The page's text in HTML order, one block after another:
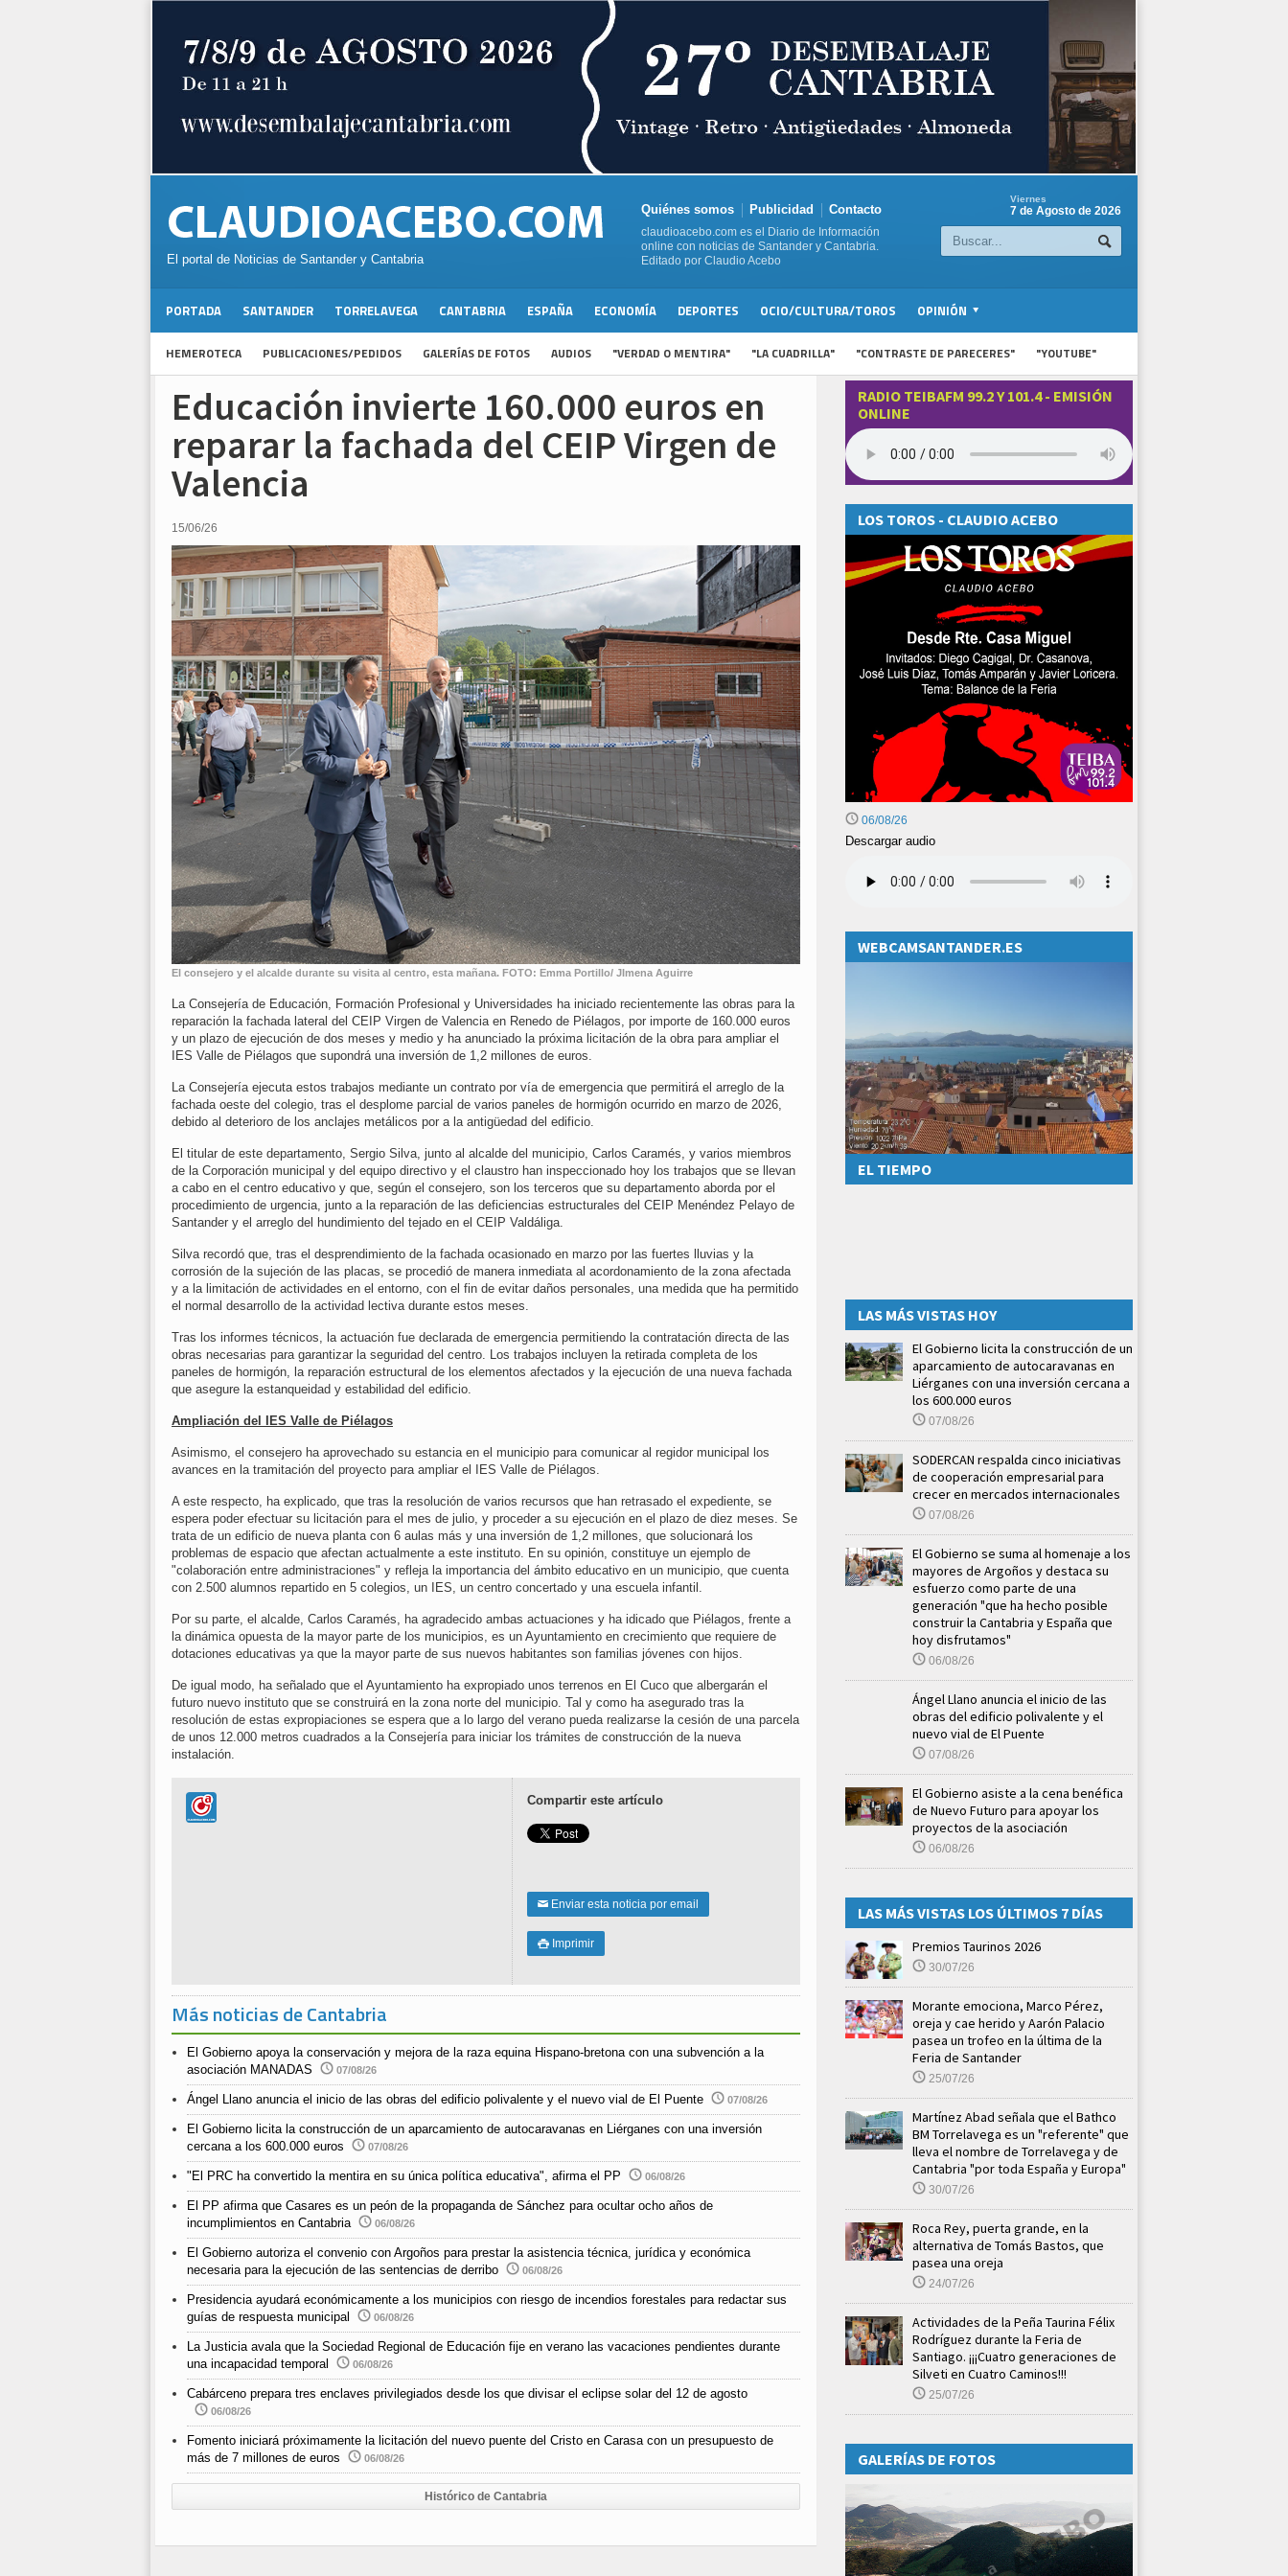
El portal de Noticias de Santander y Cantabria
Quiénes somos Publicidad Contacto
claudioacebo.com es el Diario de Información
online con noticias de Santander y Cantabria.
Editado por Claudio Acebo
Viernes
7 de Agosto de 2026
PORTADA SANTANDER TORRELAVEGA CANTABRIA ESPAÑA ECONOMÍA DEPORTES OCIO/CULTURA/TOROS OPINIÓN
HEMEROTECA PUBLICACIONES/PEDIDOS GALERÍAS DE FOTOS AUDIOS "VERDAD O MENTIRA" "LA CUADRILLA" "CONTRASTE DE PARECERES" "YOUTUBE"
Educación invierte 160.000 euros en
reparar la fachada del CEIP Virgen de
Valencia
15/06/26
El consejero y el alcalde durante su visita al centro, esta mañana. FOTO: Emma Portillo/ JImena Aguirre
La Consejería de Educación, Formación Profesional y Universidades ha iniciado recientemente las obras para la
reparación la fachada lateral del CEIP Virgen de Valencia en Renedo de Piélagos, por importe de 160.000 euros
y un plazo de ejecución de dos meses y medio y ha anunciado la próxima licitación de la obra para ampliar el
IES Valle de Piélagos que supondrá una inversión de 1,2 millones de euros.
La Consejería ejecuta estos trabajos mediante un contrato por vía de emergencia que permitirá el arreglo de la
fachada oeste del colegio, tras el desplome parcial de varios paneles de hormigón ocurrido en marzo de 2026,
debido al deterioro de los anclajes metálicos por a la antigüedad del edificio.
El titular de este departamento, Sergio Silva, junto al alcalde del municipio, Carlos Caramés, y varios miembros
de la Corporación municipal y del equipo directivo y el claustro han inspeccionado hoy los trabajos que se llevan
a cabo en el centro educativo y que, según el consejero, son los terceros que su departamento aborda por el
procedimiento de urgencia, junto a la reparación de las deficiencias estructurales del CEIP Menéndez Pelayo de
Santander y el arreglo del hundimiento del tejado en el CEIP Valdáliga.
Silva recordó que, tras el desprendimiento de la fachada ocasionado en marzo por las fuertes lluvias y la
corrosión de la sujeción de las placas, se procedió de manera inmediata al acordonamiento de la zona afectada
y a la limitación de actividades en el entorno, con el fin de evitar daños personales, una medida que ha permitido
el normal desarrollo de la actividad lectiva durante estos meses.
Tras los informes técnicos, la actuación fue declarada de emergencia permitiendo la contratación directa de las
obras necesarias para garantizar la seguridad del centro. Los trabajos incluyen la retirada completa de los
paneles de hormigón, la reparación estructural de los elementos afectados y la ejecución de una nueva fachada
que asegure la estanqueidad y estabilidad del edificio.
Ampliación del IES Valle de Piélagos
Asimismo, el consejero ha aprovechado su estancia en el municipio para comunicar al regidor municipal los
avances en la tramitación del proyecto para ampliar el IES Valle de Piélagos.
A este respecto, ha explicado, que tras la resolución de varios recursos que han retrasado el expediente, se
espera poder efectuar su licitación para el mes de julio, y proceder a su ejecución en el plazo de diez meses. Se
trata de un edificio de nueva planta con 6 aulas más y una inversión de 1,2 millones, que solucionará los
problemas de espacio que afectan actualmente a este instituto. En su opinión, constituye un ejemplo de
"colaboración entre administraciones" y refleja la importancia del ámbito educativo en un municipio, que cuenta
con 2.500 alumnos repartido en 5 colegios, un IES, un centro concertado y una escuela infantil.
Por su parte, el alcalde, Carlos Caramés, ha agradecido ambas actuaciones y ha idicado que Piélagos, frente a
la dinámica opuesta de la mayor parte de los municipios, es un Ayuntamiento en crecimiento que requiere de
dotaciones educativas ya que la mayor parte de sus nuevos habitantes son familias jóvenes con hijos.
De igual modo, ha señalado que el Ayuntamiento ha expropiado unos terrenos en El Cuco que albergarán el
futuro nuevo instituto que se construirá en la zona norte del municipio. Tal y como ha asegurado tras la
resolución de estas expropiaciones se espera que a lo largo del verano pueda realizarse la cesión de una parcela
de unos 12.000 metros cuadrados a la Consejería para iniciar los trámites de construcción de la nueva
instalación.
Compartir este artículo
✉ Enviar esta noticia por email
 Imprimir
Más noticias de Cantabria
El Gobierno apoya la conservación y mejora de la raza equina Hispano-bretona con una subvención a la
asociación MANADAS
07/08/26
Ángel Llano anuncia el inicio de las obras del edificio polivalente y el nuevo vial de El Puente 07/08/26
El Gobierno licita la construcción de un aparcamiento de autocaravanas en Liérganes con una inversión
cercana a los 600.000 euros
07/08/26
"El PRC ha convertido la mentira en su única política educativa", afirma el PP 06/08/26
El PP afirma que Casares es un peón de la propaganda de Sánchez para ocultar ocho años de
incumplimientos en Cantabria
06/08/26
El Gobierno autoriza el convenio con Argoños para prestar la asistencia técnica, jurídica y económica
necesaria para la ejecución de las sentencias de derribo
06/08/26
Presidencia ayudará económicamente a los municipios con riesgo de incendios forestales para redactar sus
guías de respuesta municipal
06/08/26
La Justicia avala que la Sociedad Regional de Educación fije en verano las vacaciones pendientes durante
una incapacidad temporal
06/08/26
Cabárceno prepara tres enclaves privilegiados desde los que divisar el eclipse solar del 12 de agosto
06/08/26
Fomento iniciará próximamente la licitación del nuevo puente del Cristo en Carasa con un presupuesto de
más de 7 millones de euros
06/08/26
Histórico de Cantabria
RADIO TEIBAFM 99.2 Y 101.4 - EMISIÓN
ONLINE
LOS TOROS - CLAUDIO ACEBO
06/08/26
Descargar audio
WEBCAMSANTANDER.ES
EL TIEMPO
LAS MÁS VISTAS HOY
El Gobierno licita la construcción de un
aparcamiento de autocaravanas en
Liérganes con una inversión cercana a
los 600.000 euros
07/08/26
SODERCAN respalda cinco iniciativas
de cooperación empresarial para
crecer en mercados internacionales
07/08/26
El Gobierno se suma al homenaje a los
mayores de Argoños y destaca su
esfuerzo como parte de una
generación "que ha hecho posible
construir la Cantabria y España que
hoy disfrutamos"
06/08/26
Ángel Llano anuncia el inicio de las
obras del edificio polivalente y el
nuevo vial de El Puente
07/08/26
El Gobierno asiste a la cena benéfica
de Nuevo Futuro para apoyar los
proyectos de la asociación
06/08/26
LAS MÁS VISTAS LOS ÚLTIMOS 7 DÍAS
Premios Taurinos 2026
30/07/26
Morante emociona, Marco Pérez,
oreja y cae herido y Aarón Palacio
pasea un trofeo en la última de la
Feria de Santander
25/07/26
Martínez Abad señala que el Bathco
BM Torrelavega es un "referente" que
lleva el nombre de Torrelavega y de
Cantabria "por toda España y Europa"
30/07/26
Roca Rey, puerta grande, en la
alternativa de Tomás Bastos, que
pasea una oreja
24/07/26
Actividades de la Peña Taurina Félix
Rodríguez durante la Feria de
Santiago. ¡¡¡Cuatro generaciones de
Silveti en Cuatro Caminos!!!
25/07/26
GALERÍAS DE FOTOS